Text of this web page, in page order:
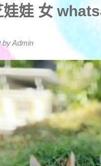
娃娃 女
byAdmin